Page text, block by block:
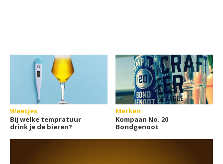
Weetjes
Bij welke tempratuur
drink je de bieren?
Merken
Kompaan No. 20
Bondgenoot